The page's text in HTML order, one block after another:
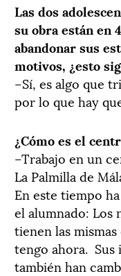
Las dos
su obra están en
abandonar sus
motivos, ¿esto
–Sí, es algo que
por lo que hay
¿Cómo es el
–Trabajo en un
La Palmilla de
En este tiempo
el alumnado: Los
tienen las
tengo ahora. Sus
también han